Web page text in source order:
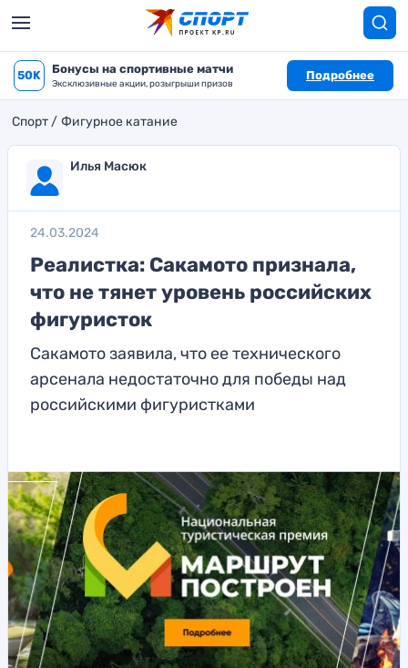
50K Бонусы на спортивные матчи
Эксклюзивные акции, розыгрыши призов
Подробнее
Спорт Фигурное катание
Илья Масюк
24.03.2024
Реалистка: Сакамото признала,
что не тянет уровень российских
фигуристок
Сакамото заявила, что ее технического
арсенала недостаточно для победы над
российскими фигуристками